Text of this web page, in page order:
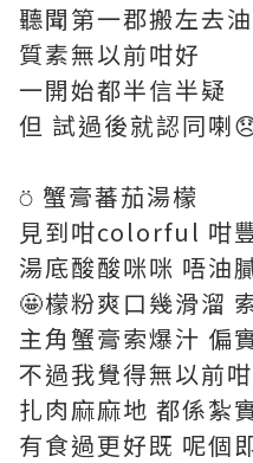
聽聞第一郡搬左去
質素無以前咁好
一開始都半信半疑
但 試過後就認同喇
⍥ 蟹膏蕃茄湯檬
見到咁colorful 咁
湯底酸酸咪咪 唔油
🤩檬粉爽口幾滑溜
主角蟹膏索爆汁 偏
不過我覺得無以前
扎肉麻麻地 都係紮
有食過更好既 呢個